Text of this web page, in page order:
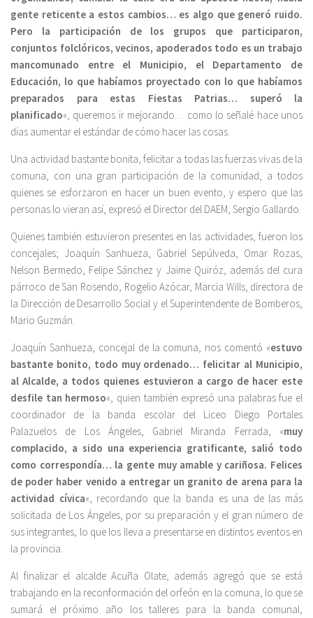
gente reticente a estos cambios… es algo que generó ruido.
Pero la participación de los grupos que participaron,
conjuntos folclóricos, vecinos, apoderados todo es un trabajo
mancomunado entre el Municipio, el Departamento de
Educación, lo que habíamos proyectado con lo que habíamos
preparados para estas Fiestas Patrias… superó la
planificado«, queremos ir mejorando… como lo señalé hace unos
días aumentar el estándar de cómo hacer las cosas.
Una actividad bastante bonita, felicitar a todas las fuerzas vivas de la
comuna, con una gran participación de la comunidad, a todos
quienes se esforzaron en hacer un buen evento, y espero que las
personas lo vieran así, expresó el Director del DAEM, Sergio Gallardo.
Quienes también estuvieron presentes en las actividades, fueron los
concejales; Joaquín Sanhueza, Gabriel Sepúlveda, Omar Rozas,
Nelson Bermedo, Felipe Sánchez y Jaime Quiróz, además del cura
párroco de San Rosendo, Rogelio Azócar, Marcia Wills, directora de
la Dirección de Desarrollo Social y el Superintendente de Bomberos,
Mario Guzmán.
Joaquín Sanhueza, concejal de la comuna, nos comentó «estuvo
bastante bonito, todo muy ordenado… felicitar al Municipio,
al Alcalde, a todos quienes estuvieron a cargo de hacer este
desfile tan hermoso«, quien también expresó una palabras fue el
coordinador de la banda escolar del Liceo Diego Portales
Palazuelos de Los Ángeles, Gabriel Miranda Ferrada, «muy
complacido, a sido una experiencia gratificante, salió todo
como correspondía… la gente muy amable y cariñosa. Felices
de poder haber venido a entregar un granito de arena para la
actividad cívica«, recordando que la banda es una de las más
solicitada de Los Ángeles, por su preparación y el gran número de
sus integrantes, lo que los lleva a presentarse en distintos eventos en
la provincia.
Al finalizar el alcalde Acuña Olate, además agregó que se está
trabajando en la reconformación del orfeón en la comuna, lo que se
sumará el próximo año los talleres para la banda comunal,